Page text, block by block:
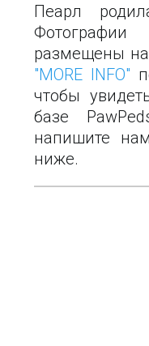
Пеарл
размещены
"MORE INFO"
чтобы
базе
напишите
ниже.